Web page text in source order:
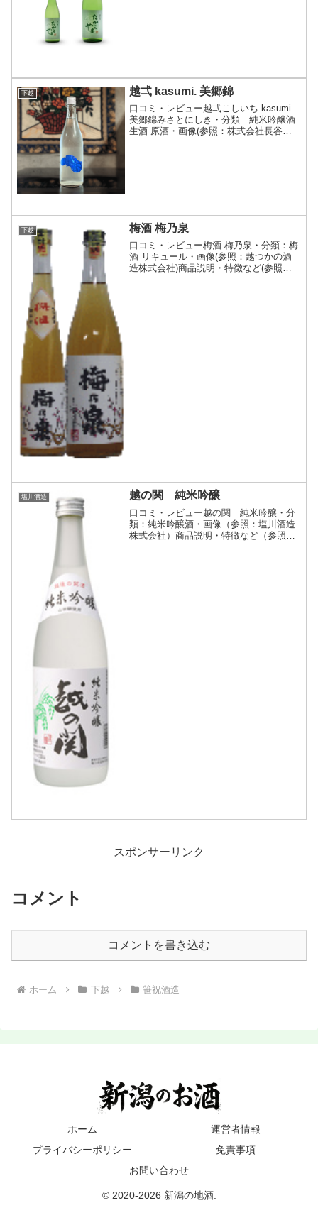
下越 越弌 kasumi. 美郷錦
口コミ・レビュー越弌こしいち kasumi.
美郷錦みさとにしき・分類 純米吟醸酒
生酒 原酒・画像(参照：株式会社長谷川
下越 梅酒 梅乃泉
口コミ・レビュー梅酒 梅乃泉・分類：梅
酒 リキュール・画像(参照：越つかの酒
造株式会社)商品説明・特徴など(参照：
塩川酒造 越の関 純米吟醸
口コミ・レビュー越の関 純米吟醸・分
類：純米吟醸酒・画像（参照：塩川酒造
株式会社）商品説明・特徴など（参照：
スポンサーリンク
コメント
コメントを書き込む
ホーム 下越 笹祝酒造
ホーム
運営者情報
プライバシーポリシー
免責事項
お問い合わせ
© 2020-2026 新潟の地酒.